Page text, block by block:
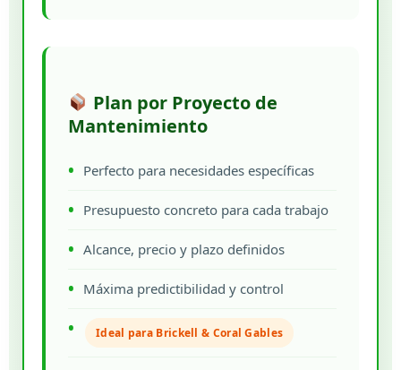
Plan por Proyecto de
Mantenimiento
Perfecto para necesidades específicas
Presupuesto concreto para cada trabajo
Alcance, precio y plazo definidos
Máxima predictibilidad y control
Ideal para Brickell & Coral Gables